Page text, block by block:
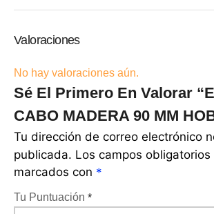
Valoraciones
No hay valoraciones aún.
Sé El Primero En Valorar
CABO MADERA 90 MM
Tu dirección de correo electrónico
publicada. Los campos obligatorios
marcados con *
Tu Puntuación *